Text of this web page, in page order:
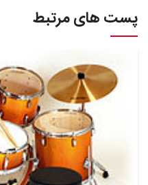
پست های مرتبط